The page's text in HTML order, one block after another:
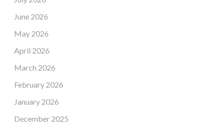
June 2026
May 2026
April 2026
March 2026
February 2026
January 2026
December 2025